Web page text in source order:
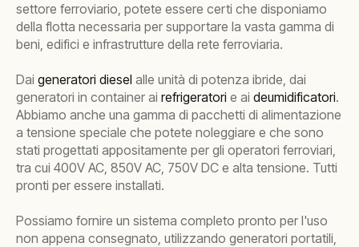
settore ferroviario, potete essere certi che disponiamo
della flotta necessaria per supportare la vasta gamma di
beni, edifici e infrastrutture della rete ferroviaria.
Dai generatori diesel alle unità di potenza ibride, dai
generatori in container ai refrigeratori e ai deumidificatori.
Abbiamo anche una gamma di pacchetti di alimentazione
a tensione speciale che potete noleggiare e che sono
stati progettati appositamente per gli operatori ferroviari,
tra cui 400V AC, 850V AC, 750V DC e alta tensione. Tutti
pronti per essere installati.
Possiamo fornire un sistema completo pronto per l'uso
non appena consegnato, utilizzando generatori portatili,